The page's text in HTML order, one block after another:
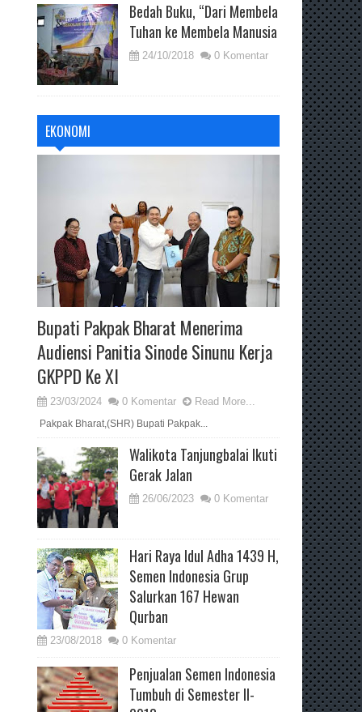
Bedah Buku, “Dari Membela
Tuhan ke Membela Manusia
24/10/2018 0 Komentar
EKONOMI
Bupati Pakpak Bharat Menerima
Audiensi Panitia Sinode Sinunu Kerja
GKPPD Ke XI
23/03/2024 0 Komentar Read More...
Pakpak Bharat,(SHR) Bupati Pakpak...
Walikota Tanjungbalai Ikuti
Gerak Jalan
26/06/2023 0 Komentar
Hari Raya Idul Adha 1439 H,
Semen Indonesia Grup
Salurkan 167 Hewan
Qurban
23/08/2018 0 Komentar
Penjualan Semen Indonesia
Tumbuh di Semester II-